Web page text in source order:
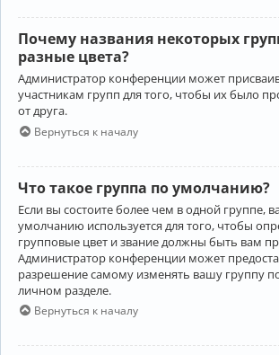
Почему названия некоторых
разные цвета?
Администратор конференции может
участникам групп для того, чтобы их было
от друга.
Вернуться к началу
Что такое группа по умолчанию?
Если вы состоите более чем в одной группе,
умолчанию используется для того, чтобы
групповые цвет и звание должны быть вам
Администратор конференции может
разрешение самому изменять вашу группу
личном разделе.
Вернуться к началу